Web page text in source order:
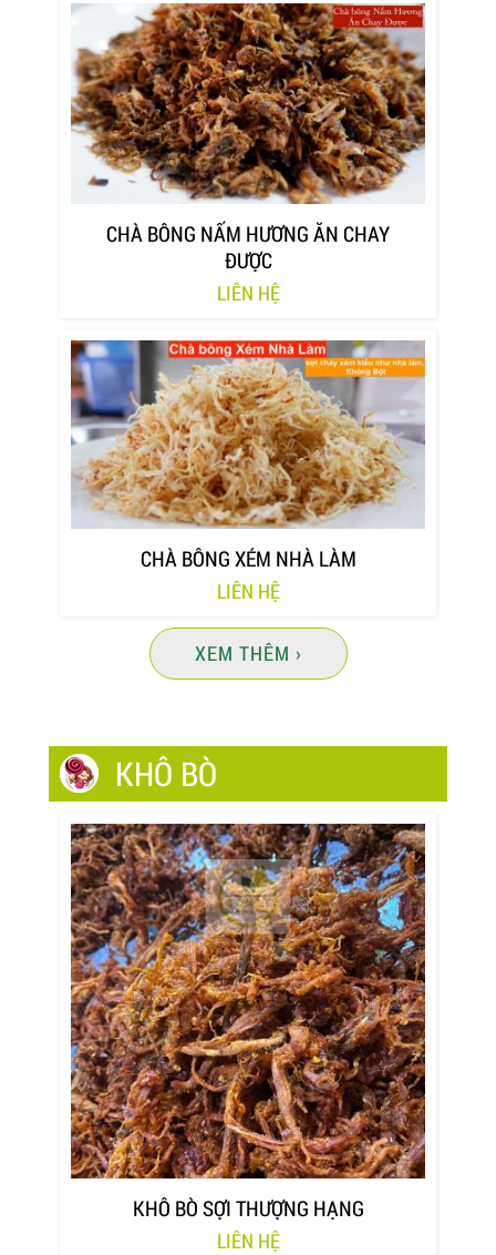
CHÀ BÔNG NẤM HƯƠNG ĂN CHAY
ĐƯỢC
LIÊN HỆ
CHÀ BÔNG XÉM NHÀ LÀM
LIÊN HỆ
XEM THÊM ›
KHÔ BÒ
KHÔ BÒ SỢI THƯỢNG HẠNG
LIÊN HỆ